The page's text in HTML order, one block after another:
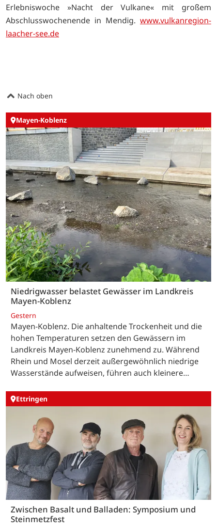
Erlebniswoche »Nacht der Vulkane« mit großem
Abschlusswochenende in Mendig. www.vulkanregion-
laacher-see.de
Nach oben
Mayen-Koblenz
Niedrigwasser belastet Gewässer im Landkreis
Mayen-Koblenz
Gestern
Mayen-Koblenz. Die anhaltende Trockenheit und die
hohen Temperaturen setzen den Gewässern im
Landkreis Mayen-Koblenz zunehmend zu. Während
Rhein und Mosel derzeit außergewöhnlich niedrige
Wasserstände aufweisen, führen auch kleinere…
Ettringen
Zwischen Basalt und Balladen: Symposium und
Steinmetzfest